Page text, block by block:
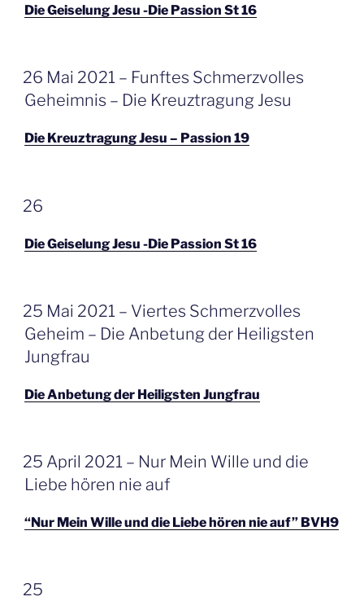
Die Geiselung Jesu -Die Passion St 16
GEPLAATST
OP
26 Mai 2021 – Funftes Schmerzvolles
Geheimnis – Die Kreuztragung Jesu
Die Kreuztragung Jesu – Passion 19
GEPLAATST
OP
26
Die Geiselung Jesu -Die Passion St 16
GEPLAATST
OP
25 Mai 2021 – Viertes Schmerzvolles
Geheim – Die Anbetung der Heiligsten
Jungfrau
Die Anbetung der Heiligsten Jungfrau
GEPLAATST
OP
25 April 2021 – Nur Mein Wille und die
Liebe hören nie auf
“Nur Mein Wille und die Liebe hören nie auf” BVH9
GEPLAATST
OP
25